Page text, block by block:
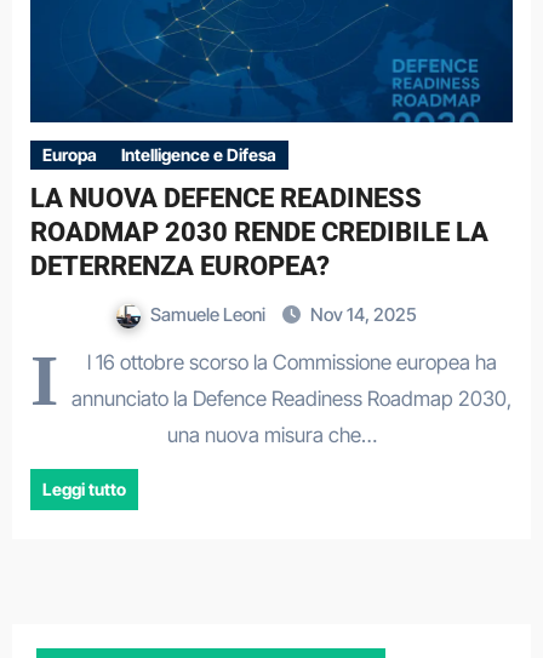
Europa Intelligence e Difesa
LA NUOVA DEFENCE READINESS
ROADMAP 2030 RENDE CREDIBILE LA
DETERRENZA EUROPEA?
Samuele Leoni Nov 14, 2025
I
l 16 ottobre scorso la Commissione europea ha
annunciato la Defence Readiness Roadmap 2030,
una nuova misura che…
Leggi tutto